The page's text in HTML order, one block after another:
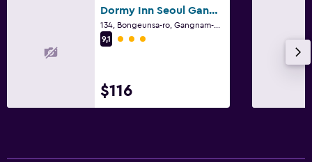
Dormy Inn Seoul Gangnam
9,1
Categoría 3
$116